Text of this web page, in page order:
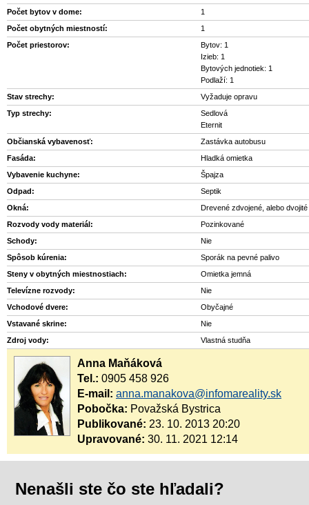
Počet bytov v dome:
1
Počet obytných miestností:
1
Počet priestorov:
Bytov: 1
Izieb: 1
Bytových jednotiek: 1
Podlaží: 1
Stav strechy:
Vyžaduje opravu
Typ strechy:
Sedlová
Eternit
Občianská vybavenosť:
Zastávka autobusu
Fasáda:
Hladká omietka
Vybavenie kuchyne:
Špajza
Odpad:
Septik
Okná:
Drevené zdvojené, alebo dvojité
Rozvody vody materiál:
Pozinkované
Schody:
Nie
Spôsob kúrenia:
Sporák na pevné palivo
Steny v obytných miestnostiach:
Omietka jemná
Televízne rozvody:
Nie
Vchodové dvere:
Obyčajné
Vstavané skrine:
Nie
Zdroj vody:
Vlastná studňa
Anna Maňáková
Tel.: 0905 458 926
E-mail: anna.manakova@infomareality.sk
Pobočka: Považská Bystrica
Publikované: 23. 10. 2013 20:20
Upravované: 30. 11. 2021 12:14
Nenašli ste čo ste hľadali?